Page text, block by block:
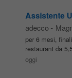
Assistente
adecco -
per 6 mesi,
restaurant da
oggi